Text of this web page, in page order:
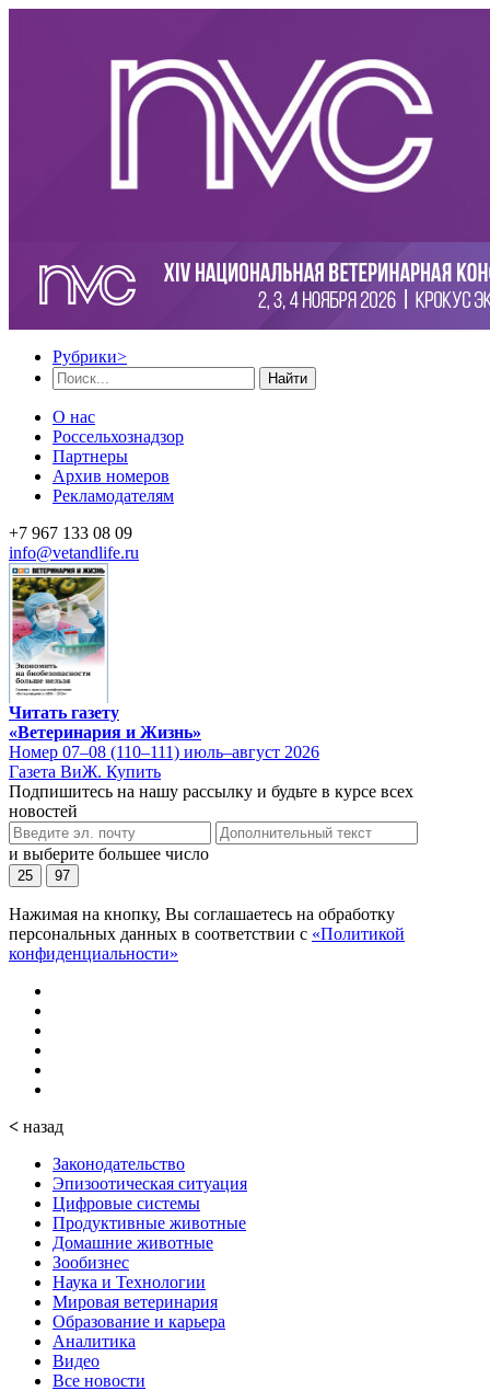
Рубрики>
Найти
О нас
Россельхознадзор
Партнеры
Архив номеров
Рекламодателям
+7 967 133 08 09
info@vetandlife.ru
Читать газету
«Ветеринария и Жизнь»
Номер 07–08 (110–111) июль–август 2026
Газета ВиЖ. Купить
Подпишитесь на нашу рассылку и будьте в курсе всех
новостей
и выберите большее число
25 97
Нажимая на кнопку, Вы соглашаетесь на обработку
персональных данных в соответствии с «Политикой
конфиденциальности»
< назад
Законодательство
Эпизоотическая ситуация
Цифровые системы
Продуктивные животные
Домашние животные
Зообизнес
Наука и Технологии
Мировая ветеринария
Образование и карьера
Аналитика
Видео
Все новости